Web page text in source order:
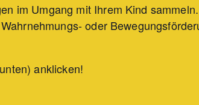
im Umgang mit Ihrem Kind
oder
anklicken!